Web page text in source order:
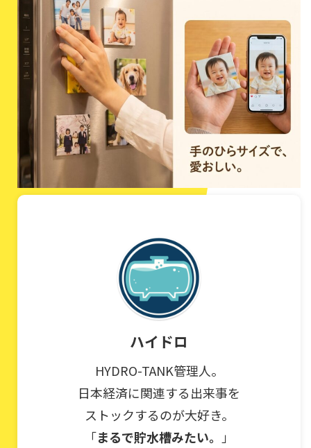
ハイドロ
HYDRO-TANK管理人。
日本経済に関連する出来事を
ストックするのが大好き。
「まるで貯水槽みたい。 」